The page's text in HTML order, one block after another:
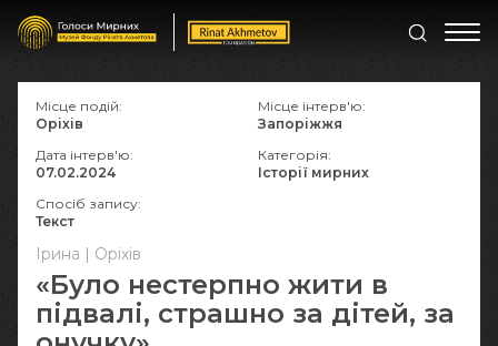
Ірина | Оріхів
«Було нестерпно жити в
підвалі, страшно за дітей, за
Місце подій:
Оріхів
Місце інтерв'ю:
Запоріжжя
Дата інтерв'ю:
07.02.2024
Категорія:
Історії мирних
Спосіб запису:
Текст